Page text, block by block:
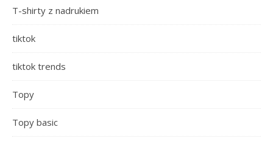
T-shirty z nadrukiem
tiktok
tiktok trends
Topy
Topy basic